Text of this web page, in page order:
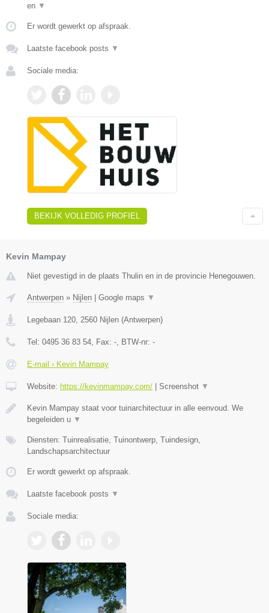
en ▼
Er wordt gewerkt op afspraak.
Laatste facebook posts ▼
Sociale media:
BEKIJK VOLLEDIG PROFIEL
Kevin Mampay
Niet gevestigd in de plaats Thulin en in de provincie Henegouwen.
Antwerpen » Nijlen | Google maps ▼
Legebaan 120 2560 Nijlen (Antwerpen)
Tel: 0495 36 83 54 , Fax: - , BTW-nr: -
E-mail › Kevin Mampay
Website: https://kevinmampay.com/ | Screenshot ▼
Kevin Mampay staat voor tuinarchitectuur in alle eenvoud. We
begeleiden u ▼
Diensten: Tuinrealisatie, Tuinontwerp, Tuindesign,
Landschapsarchitectuur
Er wordt gewerkt op afspraak.
Laatste facebook posts ▼
Sociale media: